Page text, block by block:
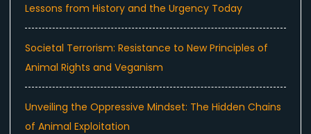
Lessons from History and the Urgency Today
Societal Terrorism: Resistance to New Principles of
Animal Rights and Veganism
Unveiling the Oppressive Mindset: The Hidden Chains
of Animal Exploitation